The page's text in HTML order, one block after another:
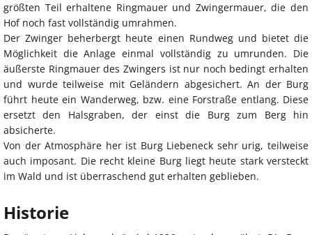
größten Teil erhaltene Ringmauer und Zwingermauer, die den
Hof noch fast vollständig umrahmen.
Der Zwinger beherbergt heute einen Rundweg und bietet die
Möglichkeit die Anlage einmal vollständig zu umrunden. Die
äußerste Ringmauer des Zwingers ist nur noch bedingt erhalten
und wurde teilweise mit Geländern abgesichert. An der Burg
führt heute ein Wanderweg, bzw. eine Forstraße entlang. Diese
ersetzt den Halsgraben, der einst die Burg zum Berg hin
absicherte.
Von der Atmosphäre her ist Burg Liebeneck sehr urig, teilweise
auch imposant. Die recht kleine Burg liegt heute stark versteckt
im Wald und ist überraschend gut erhalten geblieben.
Historie